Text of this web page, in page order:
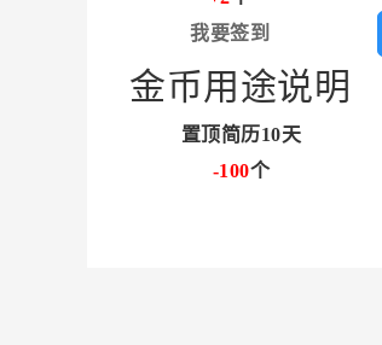
我要签到
金币用途说明
置顶简历10天
-100个